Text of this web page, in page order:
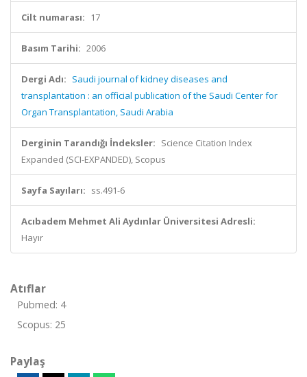
Cilt numarası: 17
Basım Tarihi: 2006
Dergi Adı: Saudi journal of kidney diseases and
transplantation : an official publication of the Saudi Center for
Organ Transplantation, Saudi Arabia
Derginin Tarandığı İndeksler: Science Citation Index
Expanded (SCI-EXPANDED), Scopus
Sayfa Sayıları: ss.491-6
Acıbadem Mehmet Ali Aydınlar Üniversitesi Adresli:
Hayır
Atıflar
Pubmed: 4
Scopus: 25
Paylaş